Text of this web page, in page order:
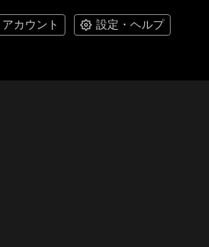
アカウント 設定・ヘルプ